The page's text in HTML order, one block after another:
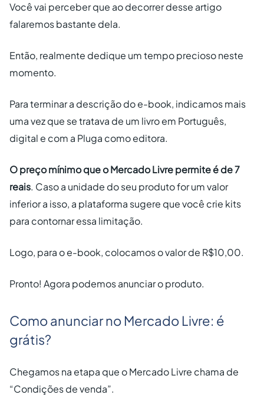
Você vai perceber que ao decorrer desse artigo
falaremos bastante dela.
Então, realmente dedique um tempo precioso neste
momento.
Para terminar a descrição do e-book, indicamos mais
uma vez que se tratava de um livro em Português,
digital e com a Pluga como editora.
O preço mínimo que o Mercado Livre permite é de 7
reais. Caso a unidade do seu produto for um valor
inferior a isso, a plataforma sugere que você crie kits
para contornar essa limitação.
Logo, para o e-book, colocamos o valor de R$10,00.
Pronto! Agora podemos anunciar o produto.
Como anunciar no Mercado Livre: é
grátis?
Chegamos na etapa que o Mercado Livre chama de
“Condições de venda”.